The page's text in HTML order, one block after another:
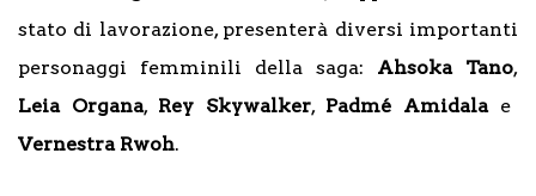
stato di lavorazione, presenterà diversi importanti
personaggi femminili della saga: Ahsoka Tano,
Leia Organa, Rey Skywalker, Padmé Amidalae
Vernestra Rwoh.